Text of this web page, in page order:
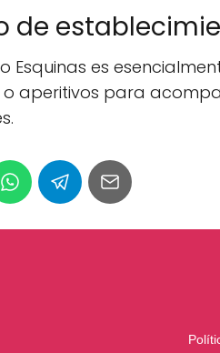
de
Esquinas es
aperitivos para